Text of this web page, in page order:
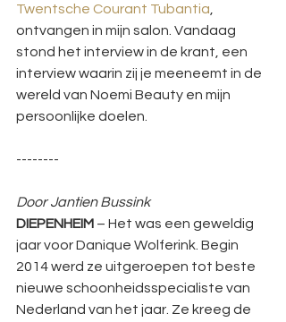
Twentsche Courant Tubantia
ontvangen in mijn salon. Vandaag
stond het interview in de krant, een
interview waarin zij je meeneemt in de
wereld van Noemi Beauty en mijn
persoonlijke doelen.
--------
Door Jantien Bussink
DIEPENHEIM – Het was een geweldig
jaar voor Danique Wolferink. Begin
2014 werd ze uitgeroepen tot beste
nieuwe schoonheidsspecialiste van
Nederland van het jaar. Ze kreeg de